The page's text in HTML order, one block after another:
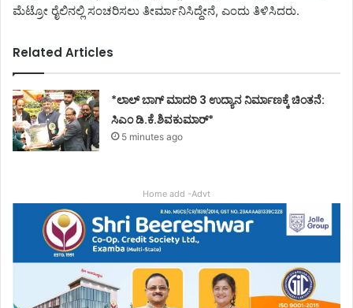
ಮೆಟ್ರೋ ರೈಲಿನಲ್ಲಿ ಸಂಚರಿಸಲು ತೀರ್ಮಾನಿಸಿದ್ದೇನೆ, ಎಂದು ತಿಳಿಸಿದರು.
Related Articles
*ಲಾಲ್ ಬಾಗ್ ಮಾದರಿ 3 ಉದ್ಯಾನ ನಿರ್ಮಾಣಕ್ಕೆ ಚಿಂತನೆ:
ಸಿಎಂ ಡಿ.ಕೆ.ಶಿವಕುಮಾರ್*
5 minutes ago
Home add -Advt